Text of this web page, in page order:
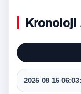
Kronoloji
2025-08-15